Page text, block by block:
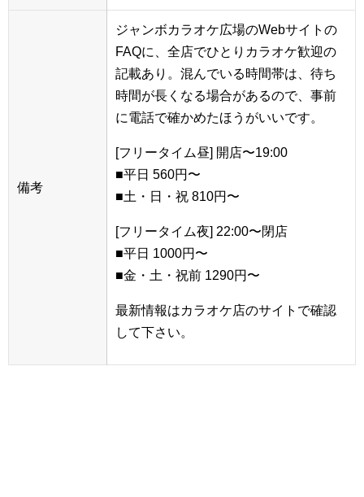
備考
ジャンボカラオケ広場のWebサイトの
FAQに、全店でひとりカラオケ歓迎の
記載あり。混んでいる時間帯は、待ち
時間が長くなる場合があるので、事前
に電話で確かめたほうがいいです。
[フリータイム昼] 開店〜19:00
■平日 560円〜
■土・日・祝 810円〜
[フリータイム夜] 22:00〜閉店
■平日 1000円〜
■金・土・祝前 1290円〜
最新情報はカラオケ店のサイトで確認
して下さい。